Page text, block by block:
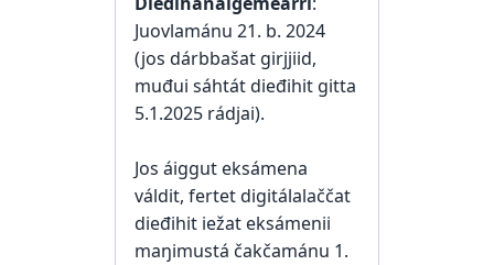
Juovlamánu 21. b. 2024
(jos dárbbašat girjjiid,
muđui sáhtát dieđihit gitta
5.1.2025 rádjai).
Jos áiggut eksámena
váldit, fertet digitálalaččat
dieđihit iežat eksámenii
maŋimustá čakčamánu 1.